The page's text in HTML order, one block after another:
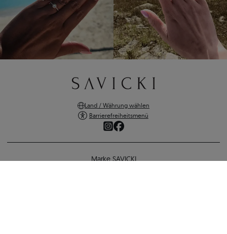
Land / Währung wählen
Barrierefreiheitsmenü
Marke SAVICKI